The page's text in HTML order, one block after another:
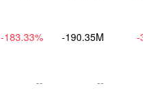
-183.33% -190.35M -
-- --